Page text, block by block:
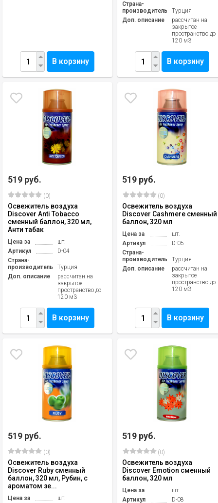
В корзину
Страна-
производитель
Турция
Доп. описание
рассчитан на
закрытое
пространство до
120 м3
В корзину
519 руб.
(0)
Освежитель воздуха
Discover Anti Tobacco
сменный баллон, 320 мл,
Анти табак
Цена за
шт.
Артикул
D-04
Страна-
производитель
Турция
Доп. описание
рассчитан на
закрытое
пространство до
120 м3
В корзину
519 руб.
(0)
Освежитель воздуха
Discover Cashmere сменный
баллон, 320 мл
Цена за
шт.
Артикул
D-05
Страна-
производитель
Турция
Доп. описание
рассчитан на
закрытое
пространство до
120 м3
В корзину
519 руб.
(0)
Освежитель воздуха
Discover Ruby сменный
баллон, 320 мл, Рубин, с
ароматом зе...
Цена за шт.
519 руб.
(0)
Освежитель воздуха
Discover Emotion сменный
баллон, 320 мл
Цена за
шт.
Артикул
D-08